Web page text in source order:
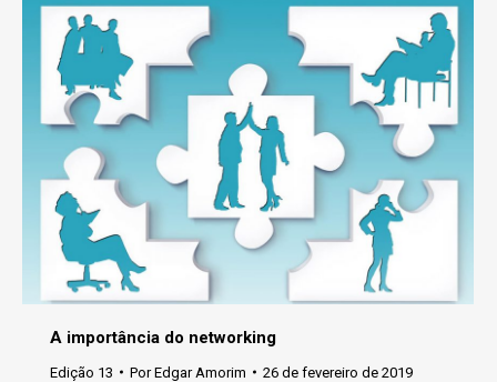
A importância do networking
Edição 13 PorEdgar Amorim 26 de fevereiro de 2019